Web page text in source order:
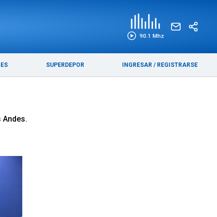
90.1 Mhz
SUPERDEPOR INGRESAR / REGISTRARSE